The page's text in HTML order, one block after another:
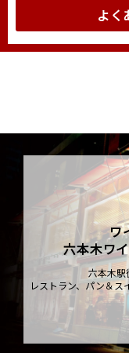
よく
ワ
六本木ワ
六本木駅
レストラン、パン＆